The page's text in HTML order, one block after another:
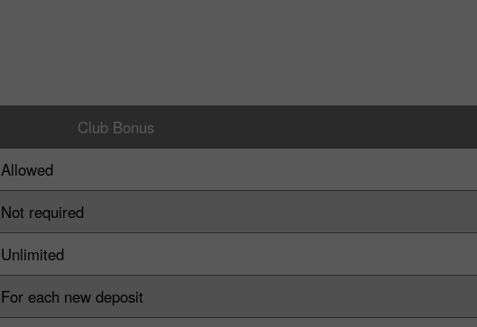
Club Bonus
Allowed
Not required
Unlimited
For each new deposit